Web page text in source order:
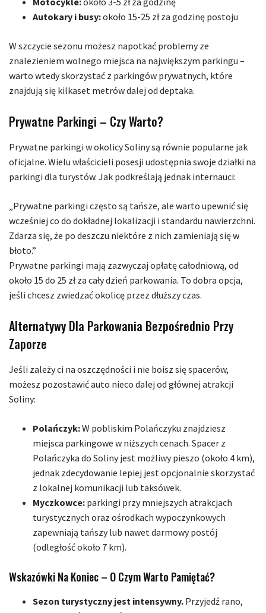
Autokary i busy:około 15-25 zł za godzinę postoju
W szczycie sezonu możesz napotkać problemy ze
znalezieniem wolnego miejsca na największym parkingu –
warto wtedy skorzystać z parkingów prywatnych, które
znajdują się kilkaset metrów dalej od deptaka.
Prywatne Parkingi – Czy Warto?
Prywatne parkingi w okolicy Soliny są równie popularne jak
oficjalne. Wielu właścicieli posesji udostępnia swoje działki na
parkingi dla turystów. Jak podkreślają jednak internauci:
„Prywatne parkingi często są tańsze, ale warto upewnić się
wcześniej co do dokładnej lokalizacji i standardu nawierzchni.
Zdarza się, że po deszczu niektóre z nich zamieniają się w
błoto.”
Prywatne parkingi mają zazwyczaj opłatę całodniową, od
około 15 do 25 zł za cały dzień parkowania. To dobra opcja,
jeśli chcesz zwiedzać okolicę przez dłuższy czas.
Alternatywy Dla Parkowania Bezpośrednio Przy
Zaporze
Jeśli zależy ci na oszczędności i nie boisz się spacerów,
możesz pozostawić auto nieco dalej od głównej atrakcji
Soliny:
Polańczyk:W pobliskim Polańczyku znajdziesz
miejsca parkingowe w niższych cenach. Spacer z
Polańczyka do Soliny jest możliwy pieszo (około 4 km),
jednak zdecydowanie lepiej jest opcjonalnie skorzystać
z lokalnej komunikacji lub taksówek.
Myczkowce: parkingi przy mniejszych atrakcjach
turystycznych oraz ośrodkach wypoczynkowych
zapewniają tańszy lub nawet darmowy postój
(odległość około 7 km).
Wskazówki Na Koniec – O Czym Warto Pamiętać?
Sezon turystyczny jest intensywny. Przyjedź rano,